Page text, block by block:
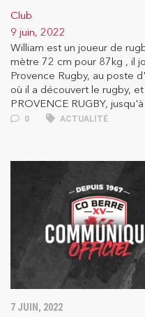
Club
9 juin, 2022
William est un joueur de
mètre 72 cm pour 87kg , il
Provence Rugby, au poste
où il a découvert le rugby,
PROVENCE RUGBY,
0 ACTUALITÉ
7 JUIN, 2022